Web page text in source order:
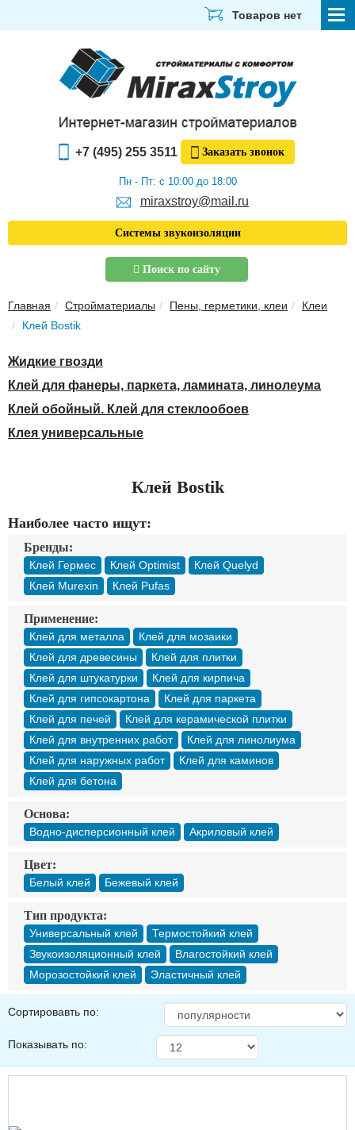
СТРОЙМАТЕРИАЛЫ
ОТДЕЛОЧНЫЕ МАТЕРИАЛЫ
САНТЕХНИКА
ЭЛЕКТРИКА И ОСВЕЩЕНИЕ
ЗВУКОИЗОЛЯЦИЯ
ТЕПЛОИЗОЛЯЦИЯ
Главная
О компании
Доставка
Оплата
Товаров нет
+7 (495) 255 3511 Заказать звонок
Пн - Пт: с 10:00 до 18:00
miraxstroy@mail.ru
Системы звукоизоляции
Поиск по сайту
Главная Стройматериалы Пены, герметики, клеи
Клеи
Клей Bostik
Жидкие гвозди
Клей для фанеры, паркета, ламината, линолеума
Клей обойный. Клей для стеклообоев
Клея универсальные
Клей Bostik
Наиболее часто ищут:
Бренды:
Клей Гермес Клей Optimist
Клей Quelyd
Клей Murexin
Клей Pufas
Применение:
Клей для металла
Клей для мозаики
Клей для древесины
Клей для плитки
Клей для штукатурки
Клей для кирпича
Клей для гипсокартона
Клей для паркета
Клей для печей
Клей для керамической плитки
Клей для внутренних работ
Клей для линолиума
Клей для наружных работ
Клей для каминов
Клей для бетона
Основа:
Водно-дисперсионный клей Акриловый клей
Цвет:
Белый клей Бежевый клей
Тип продукта:
Универсальный клей
Термостойкий клей
Звукоизоляционный клей
Влагостойкий клей
Морозостойкий клей
Эластичный клей
Сортировавть по:
Показывать по: